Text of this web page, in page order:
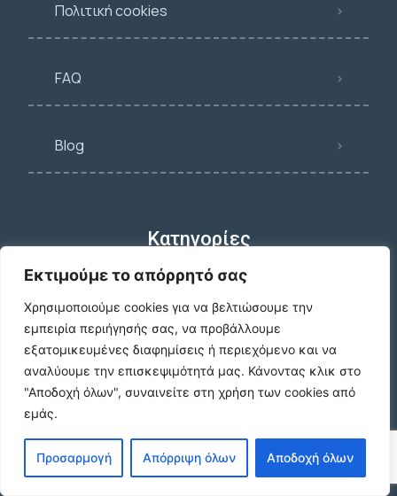
Εκτιμούμε το απόρρητό σας
Χρησιμοποιούμε cookies για να βελτιώσουμε την
εμπειρία περιήγησής σας, να προβάλλουμε
εξατομικευμένες διαφημίσεις ή περιεχόμενο και να
αναλύουμε την επισκεψιμότητά μας. Κάνοντας κλικ στο
"Αποδοχή όλων", συναινείτε στη χρήση των cookies από
εμάς.
Προσαρμογή Απόρριψη όλων Αποδοχή όλων
Πολιτική cookies
FAQ
Blog
Κατηγορίες
Κατοικία
Γη
Επαγγ. Στέγη